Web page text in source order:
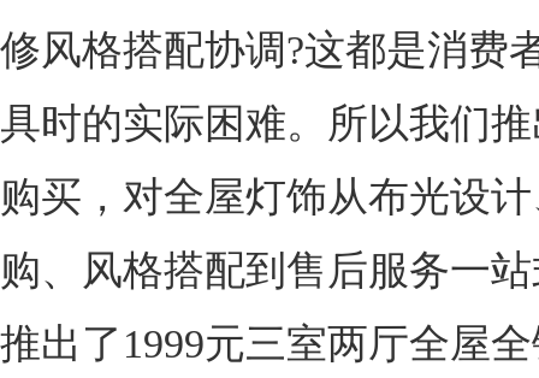
修风格搭配协调?这都是消费
具时的实际困难。所以我们
购买，对全屋灯饰从布光设
购、风格搭配到售后服务一
推出了1999元三室两厅全屋